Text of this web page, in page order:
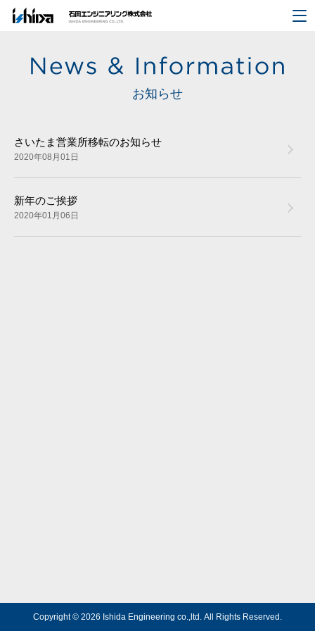
お知らせ
さいたま営業所移転のお知らせ
2020年08月01日
新年のご挨拶
2020年01月06日
Copyright © 2026 Ishida Engineering co.,ltd. All Rights Reserved.